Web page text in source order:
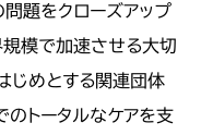
題をクローズアップ
規模で加速させる大切
じめとする関連団体
のトータルなケアを支